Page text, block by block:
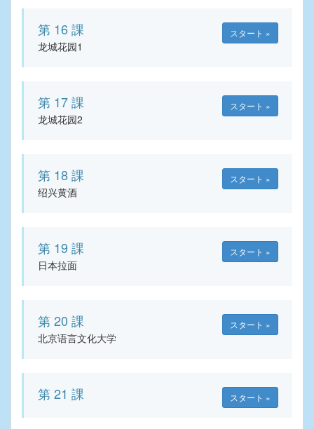
第 16 課 スタート »
龙城花园1
第 17 課 スタート »
龙城花园2
第 18 課 スタート »
绍兴黄酒
第 19 課 スタート »
日本拉面
第 20 課 スタート »
北京语言文化大学
第 21 課 スタート »